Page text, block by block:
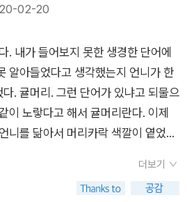
금도 치열하게 살아가고 있는 사람들
들을 지지하고 응원하는 작지만 끊이
바꾸는 원동력이 될 것을 믿어 의침치
시의 살인적인 귀여움에 무한한 열광
제멋대로 붙여져 있는 고양이 낸시
또 하나의 추억을 공유했다는 생각에
은 <고양이 낸시>의 이면에존재하
>에 대해 의견을 나누고 싶다. 지금
는 다른 모습의 아빠와 딸은 어떠한
그루밍을, 고양이가 인간에게 해주
도 매일 아침, 저녁으로 우리 둘째
범벅이 되곤 한다. 그럴 때 나는 녀석
요.”하고 우스갯소리를 하기도 한다.
간과 고양이가 애정을 나누듯이, 쥐와
능하고도 남지 않을까.<고양이 낸시
서로 적이라고 생각되는 대상인 고양
그것도 돌보는 고양이, 돌봄당하는 쥐
고양이를 돌본다는 설정을 통해 ‘나
서 살곤 합니다. 새와 악어는 처음에
아끼는 동무가 될 수 있어요. 우리
로만 바라보아야 하지 않습니다. 같
눈으로 바라볼 수 있어요.“아니, 도
저 커다란 게 뭐라고 생각하세요?”
“아니, 이름 말고요!” “더거 씨네
여워.” (157∼158쪽)“고양이의 위
“아버지! 이 책에도! 저 책에도! 모든 책
되어 있단 말이에요! 특히 이 책에
02-20
. 내가 들어보지 못한 생경한 단어에
알아들었다고 생각했는지 언니가 한
. 귤머리. 그런 단어가 있냐고 되물으
이 노랗다고 해서 귤머리란다. 이제
니를 닮아서 머리카락 색깔이 옅었다.
데서 보면 그냥 짙은 갈색인데 햇빛
자매들 중에서는 특히 내가 제일 심
더보기